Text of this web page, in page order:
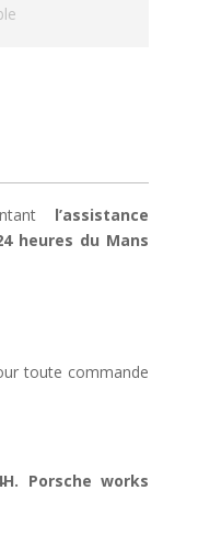
l’assistance
heures du Mans
toute commande
Porsche works